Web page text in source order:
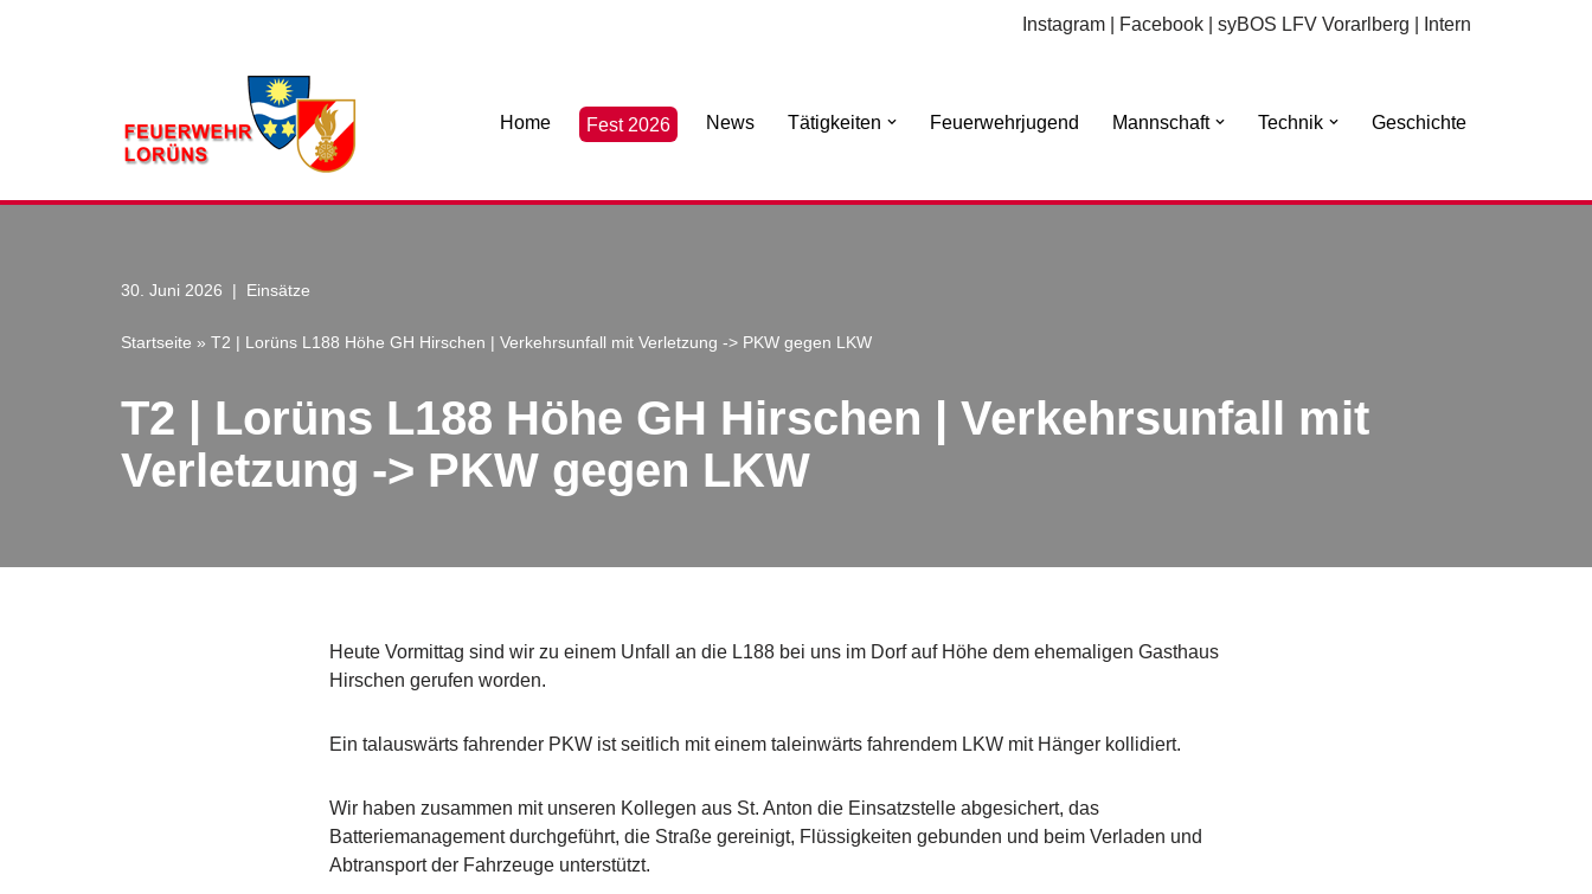
Instagram Facebook syBOS LFV Vorarlberg Intern
Home Fest 2026 News Tätigkeiten Feuerwehrjugend Mannschaft Technik Geschichte
30. Juni 2026 Einsätze
Startseite » T2 | Lorüns L188 Höhe GH Hirschen | Verkehrsunfall mit Verletzung -> PKW gegen LKW
T2 | Lorüns L188 Höhe GH Hirschen | Verkehrsunfall mit
Verletzung -> PKW gegen LKW
Heute Vormittag sind wir zu einem Unfall an die L188 bei uns im Dorf auf Höhe dem ehemaligen Gasthaus
Hirschen gerufen worden.
Ein talauswärts fahrender PKW ist seitlich mit einem taleinwärts fahrendem LKW mit Hänger kollidiert.
Wir haben zusammen mit unseren Kollegen aus St. Anton die Einsatzstelle abgesichert, das
Batteriemanagement durchgeführt, die Straße gereinigt, Flüssigkeiten gebunden und beim Verladen und
Abtransport der Fahrzeuge unterstützt.